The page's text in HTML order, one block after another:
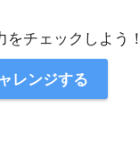
チェックしよう！
レンジする